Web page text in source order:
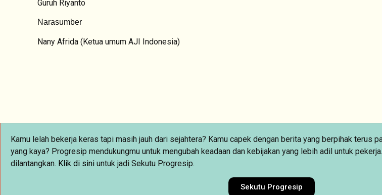
Guruh Riyanto
Narasumber
Nany Afrida (Ketua umum AJI Indonesia)
Kamu lelah bekerja keras tapi masih jauh dari sejahtera? Kamu capek dengan berita yang berpihak terus
yang kaya? Progresip mendukungmu untuk mengubah keadaan dan kebijakan yang lebih adil untuk
dilantangkan. Klik di sini untuk jadi Sekutu Progresip.
Sekutu Progresip